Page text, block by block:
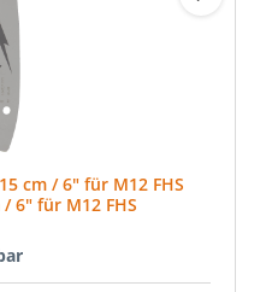
cm / 6" für M12 FHS
6" für M12 FHS